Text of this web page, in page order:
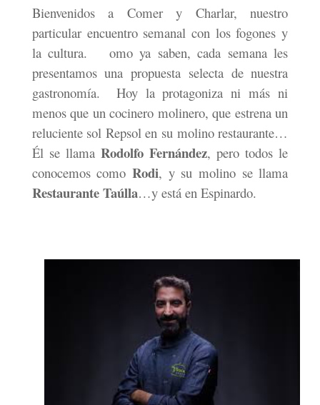
Bienvenidos a Comer y Charlar, nuestro
particular encuentro semanal con los fogones y
la cultura.
omo ya saben, cada semana les
presentamos una propuesta selecta de nuestra
gastronomía.
Hoy la protagoniza ni más ni
menos que un cocinero molinero, que estrena un
reluciente sol Repsol en su molino restaurante…
Él se llama Rodolfo Fernández, pero todos le
conocemos comoRodi, y su molino se llama
Restaurante Taúlla…y está en Espinardo.